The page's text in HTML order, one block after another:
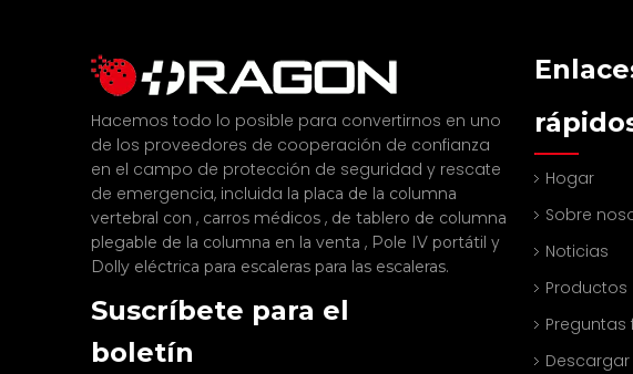
Hacemos todo lo posible para convertirnos en uno
de los proveedores de cooperación de confianza
en el campo de protección de seguridad y rescate
de emergencia, incluida la placa de la columna
vertebral con , carros médicos , de tablero de columna
plegable de la columna en la venta , Pole IV portátil y
Dolly eléctrica para escaleras para las escaleras.
Suscríbete para el
boletín
Hogar
Sobre
Noticias
Productos
Preguntas
Descargar